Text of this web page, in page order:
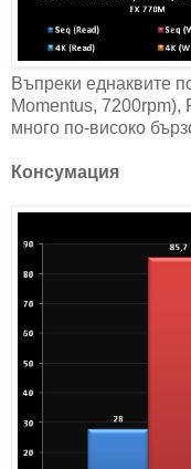
Въпреки еднаквите
Momentus, 7200rpm),
много по-високо
Консумация